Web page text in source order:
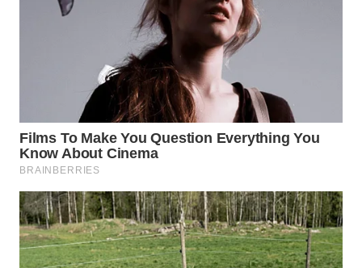
LIKUPANG
BORNEO
Wahana
Media
Group
WAHANA
NEWS